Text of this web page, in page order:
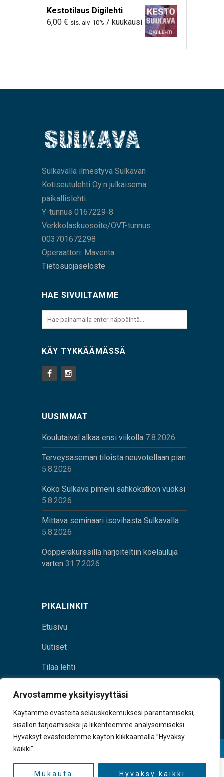
Arvostamme yksityisyyttäsi
Käytämme evästeitä selauskokemuksesi parantamiseksi,
sisällön tarjoamiseksi ja liikenteemme analysoimiseksi.
Hyväksyt evästeidemme käytön klikkaamalla ”Hyväksy
kaikki”.
Mukauta Hyväksy kaikki
Kestotilaus Digilehti
6,00 € sis. alv. 10% / kuukausi
Sulkavalla ilmestyvä Sulkavan
Kotiseutulehti Oy:n julkaisema
paikallislehti.
Y-tunnus 0167229-8
Verkkolaskuosoite/OVT-tunnus:
003701672298
Operaattori: Maventa
Tietosuojaseloste
HAE SIVUILTAMME
KÄY TYKKÄÄMÄSSÄ
UUSIMMAT
Koulutaival alkaa ensi viikolla 7.8.2026
Terveysaseman tiloista neuvotellaan pian
5.8.2026
Koko Sulkava pimeni sähkökatkon vuoksi
5.8.2026
Mittava seminaari isovihasta Sulkavalla
5.8.2026
Oopperakurssilla harjoiteltiin koelauluja
varten 31.7.2026
PIKALINKIT
Etusivu
Uutiset
Tilaa lehti
tunnus 0167229-8